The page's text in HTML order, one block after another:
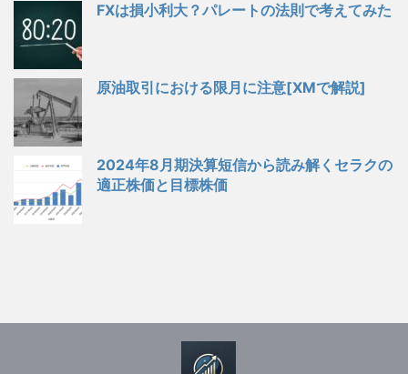
FXは損小利大？パレートの法則で考えてみた
原油取引における限月に注意[XMで解説]
2024年8月期決算短信から読み解くセラクの
適正株価と目標株価